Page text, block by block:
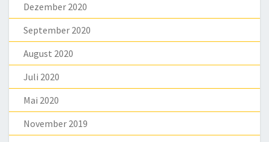
Dezember 2020
September 2020
August 2020
Juli 2020
Mai 2020
November 2019